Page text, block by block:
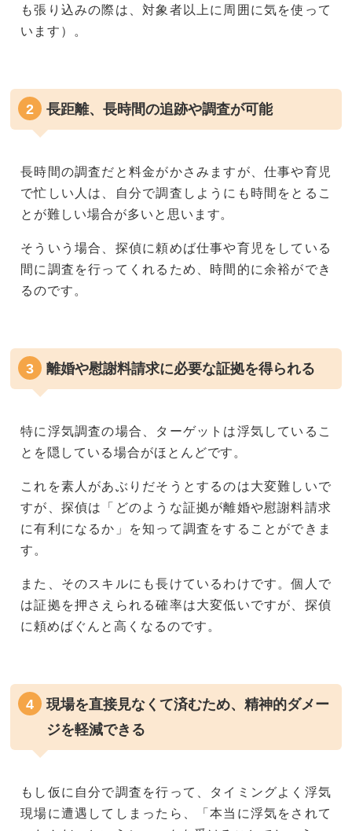
も張り込みの際は、対象者以上に周囲に気を使って
います）。
長距離、長時間の追跡や調査が可能
長時間の調査だと料金がかさみますが、仕事や育児
で忙しい人は、自分で調査しようにも時間をとるこ
とが難しい場合が多いと思います。
そういう場合、探偵に頼めば仕事や育児をしている
間に調査を行ってくれるため、時間的に余裕ができ
るのです。
離婚や慰謝料請求に必要な証拠を得られる
特に浮気調査の場合、ターゲットは浮気しているこ
とを隠している場合がほとんどです。
これを素人があぶりだそうとするのは大変難しいで
すが、探偵は「どのような証拠が離婚や慰謝料請求
に有利になるか」を知って調査をすることができま
す。
また、そのスキルにも長けているわけです。個人で
は証拠を押さえられる確率は大変低いですが、探偵
に頼めばぐんと高くなるのです。
現場を直接見なくて済むため、精神的ダメー
ジを軽減できる
もし仮に自分で調査を行って、タイミングよく浮気
現場に遭遇してしまったら、「本当に浮気をされて